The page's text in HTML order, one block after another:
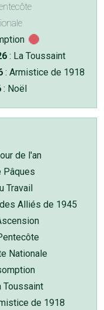
: La Toussaint
: Armistice de 1918
: Noël
de l'an
Pâques
Travail
Alliés de 1945
Nationale
Toussaint
de 1918